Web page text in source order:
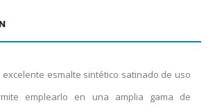
excelente esmalte sintético satinado de uso
emplearlo en una amplia gama de